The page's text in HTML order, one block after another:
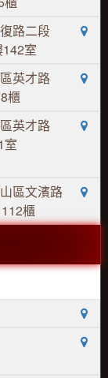
路二段
室
英才路
櫃
英才路
室
區文濱路
櫃